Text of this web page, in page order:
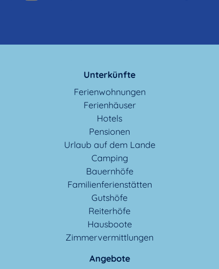
Unterkünfte
Ferienwohnungen
Ferienhäuser
Hotels
Pensionen
Urlaub auf dem Lande
Camping
Bauernhöfe
Familienferienstätten
Gutshöfe
Reiterhöfe
Hausboote
Zimmervermittlungen
Angebote